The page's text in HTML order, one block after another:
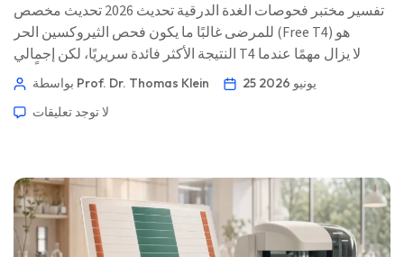
تفسير مختبر فحوصات الغدة الدرقية تحديث 2026 تحديث مخصص
للمرضى غالبًا ما يكون فحص الثيروكسين الحر (Free T4) هو
النتيجة الأكثر فائدة سريريًا، لكن إجمالي T4 لا يزال مهمًا عندما
تتغير بروتينات الارتباط. غالبًا ما يكون عدم التطابق ليس خطأً في
بواسطة Prof. Dr. Thomas Klein
25 يونيو 2026
لا توجد تعليقات